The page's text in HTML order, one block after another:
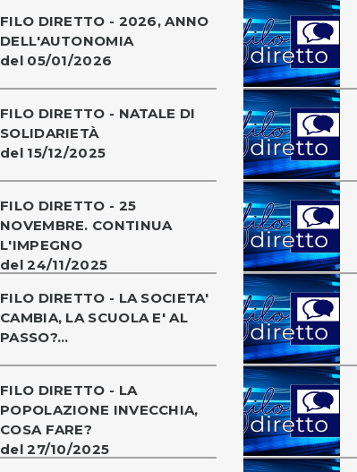
FILO DIRETTO - 2026, ANNO
DELL'AUTONOMIA
del 05/01/2026
FILO DIRETTO - NATALE DI
SOLIDARIETÀ
del 15/12/2025
FILO DIRETTO - 25
NOVEMBRE. CONTINUA
L'IMPEGNO
del 24/11/2025
FILO DIRETTO - LA SOCIETA'
CAMBIA, LA SCUOLA E' AL
PASSO?...
FILO DIRETTO - LA
POPOLAZIONE INVECCHIA,
COSA FARE?
del 27/10/2025